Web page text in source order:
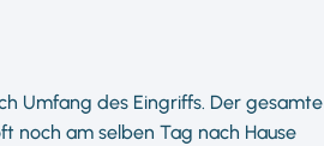
Umfang des Eingriffs. Der gesamte
noch am selben Tag nach Hause